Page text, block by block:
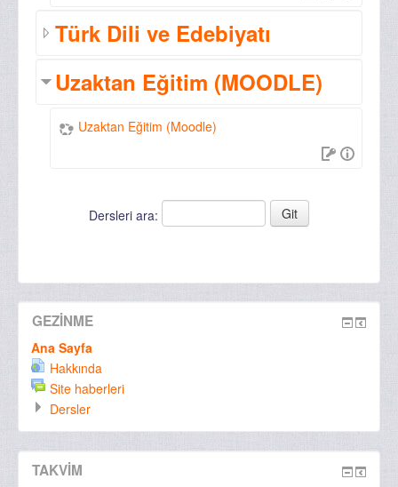
Türk Dili ve Edebiyatı
Uzaktan Eğitim (MOODLE)
Uzaktan Eğitim (Moodle)
Dersleri ara:
GEZINME
Ana Sayfa
Hakkında
Site haberleri
Dersler
TAKVIM